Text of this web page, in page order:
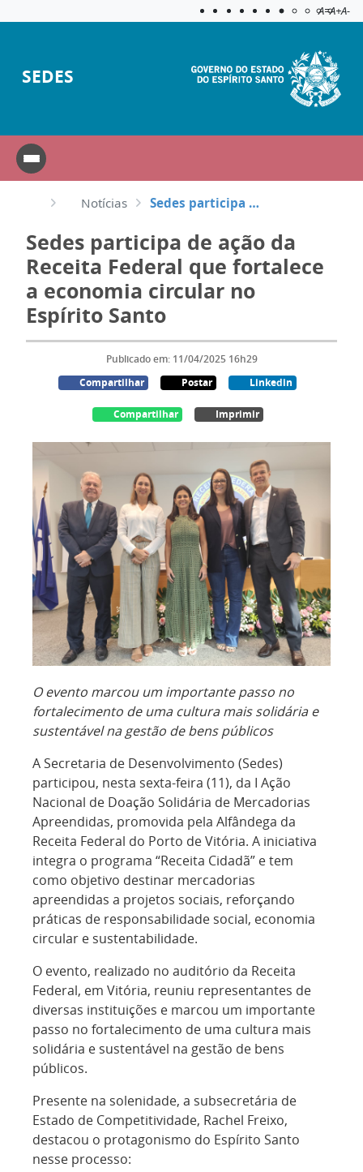
Aplicar
A=A+A-
SEDES
Notícias Sedes participa de ação da Receita Federal que fortalece a economia circular no Espírito Santo
Sedes participa de ação da
Receita Federal que fortalece
a economia circular no
Espírito Santo
Publicado em: 11/04/2025 16h29
Compartilhar
Postar Linkedin
Compartilhar Imprimir
O evento marcou um importante passo no
fortalecimento de uma cultura mais solidária e
sustentável na gestão de bens públicos
A Secretaria de Desenvolvimento (Sedes)
participou, nesta sexta-feira (11), da I Ação
Nacional de Doação Solidária de Mercadorias
Apreendidas, promovida pela Alfândega da
Receita Federal do Porto de Vitória. A iniciativa
integra o programa “Receita Cidadã” e tem
como objetivo destinar mercadorias
apreendidas a projetos sociais, reforçando
práticas de responsabilidade social, economia
circular e sustentabilidade.
O evento, realizado no auditório da Receita
Federal, em Vitória, reuniu representantes de
diversas instituições e marcou um importante
passo no fortalecimento de uma cultura mais
solidária e sustentável na gestão de bens
públicos.
Presente na solenidade, a subsecretária de
Estado de Competitividade, Rachel Freixo,
destacou o protagonismo do Espírito Santo
nesse processo: